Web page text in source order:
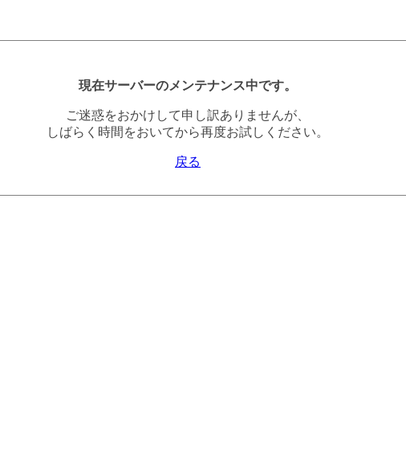
現在サーバーのメンテナンス中です。
ご迷惑をおかけして申し訳ありませんが、
しばらく時間をおいてから再度お試しください。
戻る